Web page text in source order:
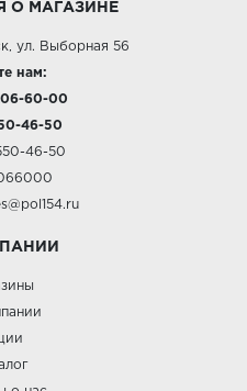
О МАГАЗИНЕ
ул. Выборная 56
нам:
60-00
46-50
46-50